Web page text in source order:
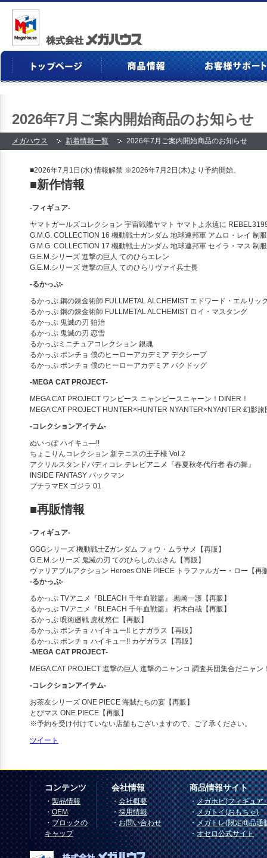
2026年7月ご案内開始商品のお知らせ
メガハウス 新着情報一覧 2026年7月ご案内開始商品のお知らせ
■2026年7月1日(水) 情報解禁 ※2026年7月2日(木)より予約開始。
■新作情報
‐フィギュア‐
ヤマトガールズコレクション 宇宙戦艦ヤマト ヤマトよ永遠に
G.M.G. COLLECTION 16 機動戦士ガンダム 地球連邦軍 アムロ・レイ 制
G.M.G. COLLECTION 17 機動戦士ガンダム 地球連邦軍 セイラ・マス 制
G.E.M.シリーズ 進撃の巨人 てのひらエレン
G.E.M.シリーズ 進撃の巨人 てのひらリヴァイ兵士長
‐るかっぷ‐
るかっぷ 鋼の錬金術師 FULLMETAL ALCHEMIST エドワード・エルリッ
るかっぷ 鋼の錬金術師 FULLMETAL ALCHEMIST ロイ・マスタング
るかっぷ 鬼滅の刃 狛治
るかっぷ 鬼滅の刃 恋雪
るかっぷミニチュアコレクション 銀魂
るかっぷ ポンチョ 僕のヒーローアカデミア デクシープ
るかっぷ ポンチョ 僕のヒーローアカデミア バクドッグ
‐MEGA CAT PROJECT‐
MEGA CAT PROJECT ワンピース ニャンピースニャーン！DINER！
MEGA CAT PROJECT HUNTER×HUNTER NYANTER×NYANTER 幻影旅
‐コレクションアイテム‐
ぬいっぽ ハイキュ―!!
ちょこりんコレクション 新テニスの王子様 Vol.2
アクリルスタンドバディコレ テレビアニメ『春夏秋冬代行者 春の舞』
INSIDE FANTASY パックマン
プチラマEX ゴジラ 01
■再販情報
‐フィギュア‐
GGGシリーズ 機動戦士Zガンダム フォウ・ムラサメ【再販】
G.E.M.シリーズ 鬼滅の刃 てのひらしのぶさん【再販】
ヴァリアブルアクション Heroes ONE PIECE トラファルガー・ロー【再
‐るかっぷ‐
るかっぷ TVアニメ『BLEACH 千年血戦篇』 黒崎一護【再販】
るかっぷ TVアニメ『BLEACH 千年血戦篇』 朽木白哉【再販】
るかっぷ 呪術廻戦 虎杖悠仁【再販】
るかっぷ ポンチョ ハイキュー!! ヒナガラス【再販】
るかっぷ ポンチョ ハイキュー!! カゲガラス【再販】
‐MEGA CAT PROJECT‐
MEGA CAT PROJECT 進撃の巨人 進撃のニャンコ 調査兵団集合だニャン
‐コレクションアイテム‐
お茶友シリーズ ONE PIECE 海賊たちの宴【再販】
とびマス ONE PIECE【再販】
※予約を受け付けていない店舗もございますので、ご了承ください。
ツイート
コンテンツ
・製品情報
・OEM
・ブロックの
キャップ
会社情報
・会社概要
・採用情報
・お問い合わせ
商品情報サイト
・メガホビ(フィギュア
・メガトイ(おもちゃ)
・メガトレ(限定商品通
・オセロ公式サイト